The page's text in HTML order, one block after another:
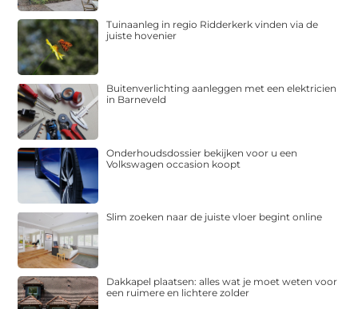
Tuinaanleg in regio Ridderkerk vinden via de
juiste hovenier
Buitenverlichting aanleggen met een elektricien
in Barneveld
Onderhoudsdossier bekijken voor u een
Volkswagen occasion koopt
Slim zoeken naar de juiste vloer begint online
Dakkapel plaatsen: alles wat je moet weten voor
een ruimere en lichtere zolder